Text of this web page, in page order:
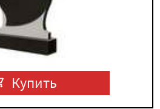
Купить